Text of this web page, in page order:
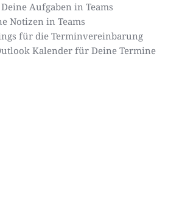
Aufgaben in Teams
Notizen in Teams
für die Terminvereinbarung
Kalender für Deine Termine